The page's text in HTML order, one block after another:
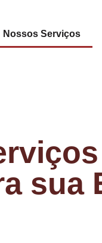
Nossos Serviços
sua